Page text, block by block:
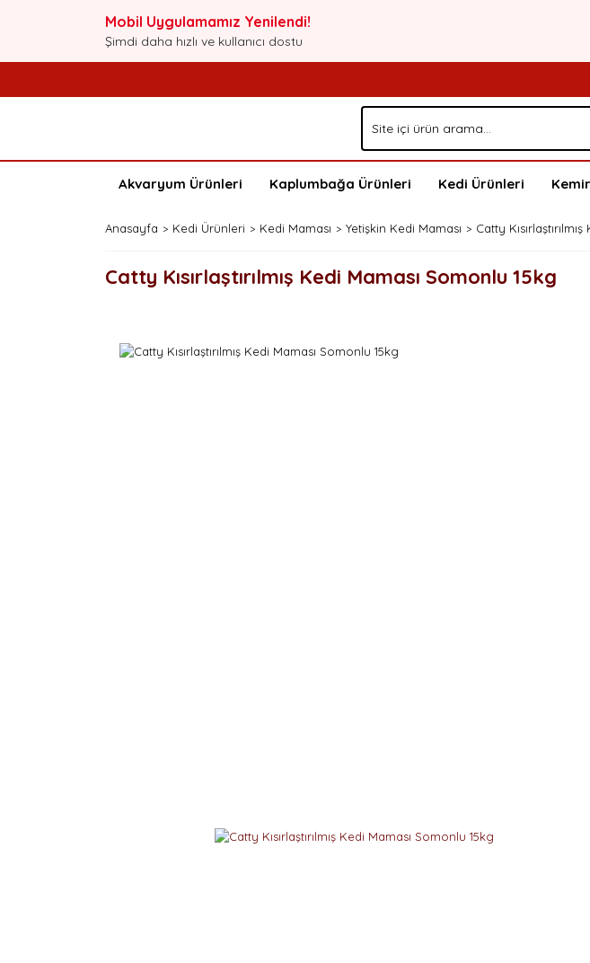
Mobil Uygulamamız Yenilendi!
Şimdi daha hızlı ve kullanıcı dostu
Akvaryum Ürünleri Kaplumbağa Ürünleri Kedi Ürünleri
Anasayfa Kedi Ürünleri Kedi Maması Yetişkin Kedi Maması Catty
Catty Kısırlaştırılmış Kedi Maması Somonlu 15kg